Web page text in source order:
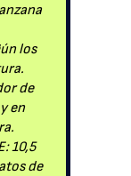
los
de
en
10,5
de